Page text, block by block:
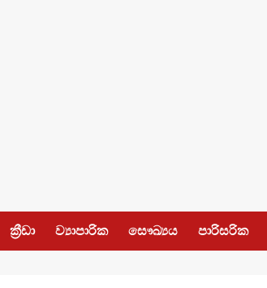
ක්‍රීඩා ව්‍යාපාරික සෞඛ්‍යය පාරිසරික